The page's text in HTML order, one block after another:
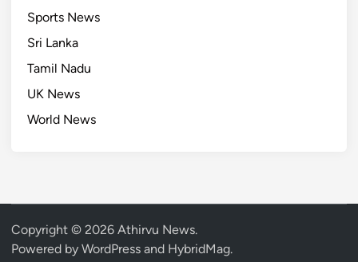
Sports News
Sri Lanka
Tamil Nadu
UK News
World News
Copyright © 2026 Athirvu News.
Powered by WordPress and HybridMag.